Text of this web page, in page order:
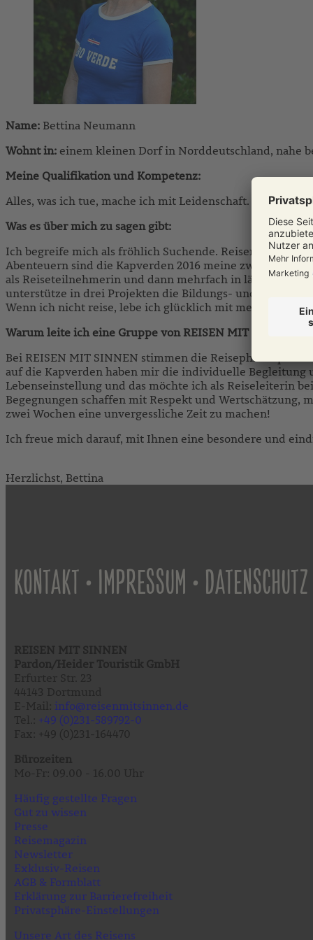
Partner-Newsletter
Downloadbereich
Bestellformular Magazin 2026
Name: Bettina Neumann
Wohnt in: einem kleinen Dorf in Norddeutschland, nahe
Meine Qualifikation und Kompetenz:
Alles, was ich tue, mache ich mit Leidenschaft. Ehemals
Was es über mich zu sagen gibt:
Ich begreife mich als fröhlich Suchende. Reisen in der
Abenteuern sind die Kapverden 2016 meine zweite
als Reiseteilnehmerin und dann mehrfach in längeren
unterstütze in drei Projekten die Bildungs- und
Wenn ich nicht reise, lebe ich glücklich mit meiner
Warum leite ich eine Gruppe von REISEN MIT SINNEN:
Bei REISEN MIT SINNEN stimmen die Reisephilosophie
auf die Kapverden haben mir die individuelle Begleitung
Lebenseinstellung und das möchte ich als Reiseleiterin
Begegnungen schaffen mit Respekt und
zwei Wochen eine unvergessliche Zeit zu machen!
Ich freue mich darauf, mit Ihnen eine besondere und
Herzlichst, Bettina
KONTAKT • IMPRESSUM • DATENSCHUTZ
info@reisenmitsinnen.de
+49 (0)231-589792-0
Häufig gestellte Fragen
Gut zu wissen
Presse
Reisemagazin
Newsletter
Exklusiv-Reisen
AGB & Formblatt
Erklärung zur Barrierefreiheit
Privatsphäre-Einstellungen
Unsere Art des Reisens